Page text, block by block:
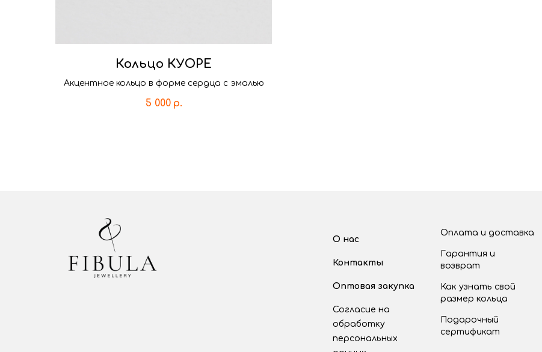
Кольцо КУОРЕ
Акцентное кольцо в форме сердца с эмалью
5 000 р.
О нас
Контакты
Оптовая закупка
Согласие на
обработку
персональных
Оплата и доставка
Гарантия и
возврат
Как узнать свой
размер кольца
Подарочный
сертификат